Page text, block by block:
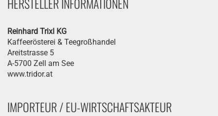
Reinhard Trixl KG
Kaffeerösterei & Teegroßhandel
Areitstrasse 5
A-5700 Zell am See
www.tridor.at
IMPORTEUR / EU-WIRTSCHAFTSAKTEUR